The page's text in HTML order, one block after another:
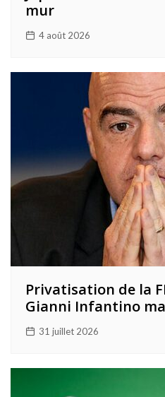
mur
4 août 2026
Privatisation de la
Gianni Infantino
31 juillet 2026